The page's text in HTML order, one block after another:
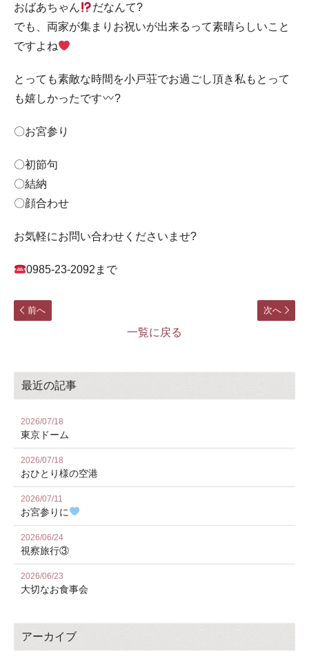
おばあちゃん
だなんて?
でも、両家が集まりお祝いが出来るって素晴らしいこと
ですよね
とっても素敵な時間を小戸荘でお過ごし頂き私もとって
も嬉しかったです
?
〇お宮参り
〇初節句
〇結納
〇顔合わせ
お気軽にお問い合わせくださいませ?
0985-23-2092まで
次へ
前へ
一覧に戻る
最近の記事
2026/07/18
東京ドーム
2026/07/18
おひとり様の空港
2026/07/11
お宮参りに
2026/06/24
視察旅行③
2026/06/23
大切なお食事会
アーカイブ